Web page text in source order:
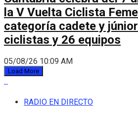
la V Vuelta Ciclista
categoría cadete y
ciclistas y 26 equipos
05/08/26 10:09 AM
Load More
RADIO EN DIRECTO